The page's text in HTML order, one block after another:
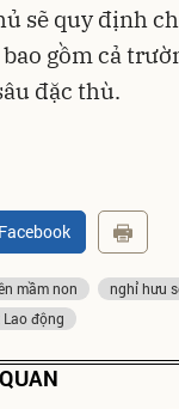
sẽ quy định
gồm cả
đặc thù.
mầm non nghỉ hưu
động